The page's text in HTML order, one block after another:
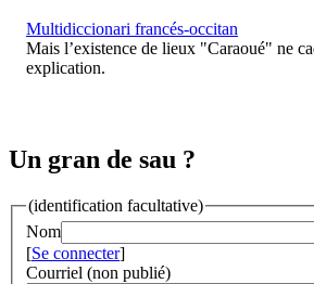
Multidiccionari francés-occitan
Mais l’existence de lieux "Caraoué" ne
explication.
Un gran de sau ?
(identification facultative)
Nom
[Se connecter]
Courriel (non publié)